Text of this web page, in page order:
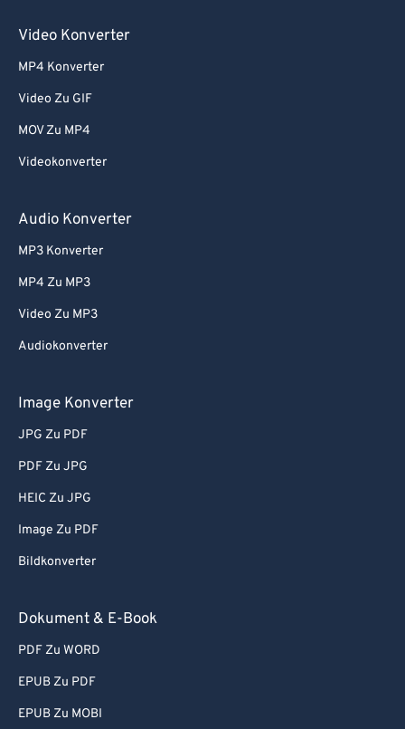
Video Konverter
MP4 Konverter
Video Zu GIF
MOV Zu MP4
Videokonverter
Audio Konverter
MP3 Konverter
MP4 Zu MP3
Video Zu MP3
Audiokonverter
Image Konverter
JPG Zu PDF
PDF Zu JPG
HEIC Zu JPG
Image Zu PDF
Bildkonverter
Dokument & E-Book
PDF Zu WORD
EPUB Zu PDF
EPUB Zu MOBI